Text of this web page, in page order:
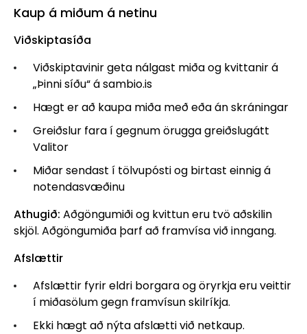
Kaup á miðum á netinu
Viðskiptasíða
Viðskiptavinir geta nálgast miða og kvittanir á
„Þinni síðu“ á sambio.is
Hægt er að kaupa miða með eða án skráningar
Greiðslur fara í gegnum örugga greiðslugátt
Valitor
Miðar sendast í tölvupósti og birtast einnig á
notendasvæðinu
Athugið: Aðgöngumiði og kvittun eru tvö aðskilin
skjöl. Aðgöngumiða þarf að framvísa við inngang.
Afslættir
Afslættir fyrir eldri borgara og öryrkja eru veittir
í miðasölum gegn framvísun skilríkja.
Ekki hægt að nýta afslætti við netkaup.